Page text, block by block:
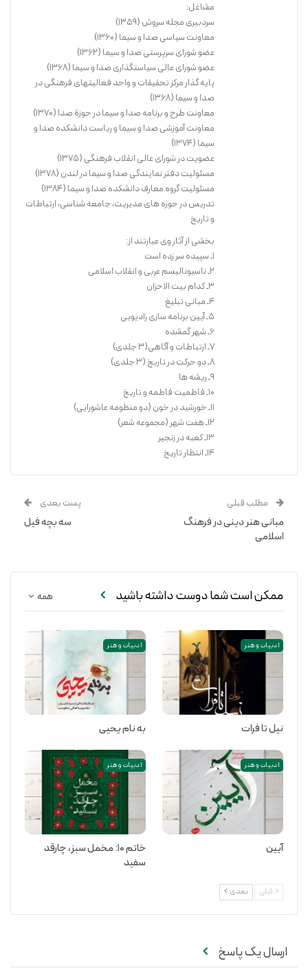
در دفتری که پیش رو دارید، با اغلب قوالب شعر فارسی رو به رو می‌شوید و با
توجه به تاریخ سرایش هر شعر، احساس می‌کنید که گاه روح و جنس زمان
سرایش شعر نیز ملموس و مجسّم شده است.
مشاغل:
سردبیری مجله سروش (1359)
معاونت سیاسی صدا و سیما (1360)
عضو شورای سرپرستی صدا و سیما (1362)
عضو شورای عالی سیاستگذاری صدا و سیما (1368)
پایه گذار مرکز تحقیقات و واحد فعالیتهای فرهنگی در
صدا و سیما (1368)
معاونت طرح و برنامه صدا و سیما در حوزة صدا (1370)
معاونت آموزشی صدا و سیما و ریاست دانشکده صدا و
سیما (1374)
عضویت در شورای عالی انقلاب فرهنگی (1375)
مسئولیت دفتر نمایندگی صدا و سیما در لندن (1378)
مسئولیت گروه معارف دانشکده صدا و سیما (1384)
تدریس در حوزه های مدیریت، جامعه شناسی، ارتباطات
و تاریخ
بخشی از آثار وی عبارتند از:
1ـ سپیده سر زده است
2ـ ناسیونالیسم عربی و انقلاب اسلامی
3ـ کدام بیت الاحزان
4ـ مبانی تبلیغ
5ـ آیین برنامه سازی رادیویی
6ـ شهر گمشده
7ـ ارتباطات و آگاهی(3 جلدی)
8ـ دو حرکت در تاریخ (3 جلدی)
9ـ ریشه ها
10ـ فاطمیت فاطمه و تاریخ
11ـ خورشید در خون (دو منظومه عاشورایی)
12ـ هفت شهر (مجموعه شعر)
13ـ کعبه در زنجیر
14ـ انتظار تاریخ
مطلب قبلی
مبانی هنر دینی در فرهنگ
اسلامی
پست بعدی
سه بچه فیل
همه ممکن است شما دوست داشته باشید
ادبیات و هنر
نیل تا فرات
ادبیات و هنر
به نام یحیی
ادبیات و هنر
آیین
ادبیات و هنر
خاتم ۱۰: مخمل سبز،‌ چارقد
سفید
قبلی بعدی
ارسال یک پاسخ